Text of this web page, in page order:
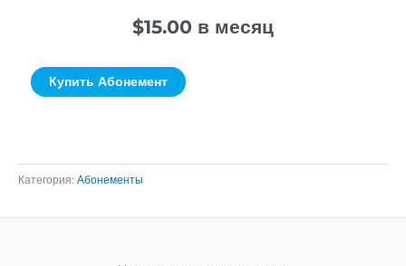
$15.00 в месяц
Количество
товара
(локальный
downgrade)
Купить Абонемент
Категория: Абонементы